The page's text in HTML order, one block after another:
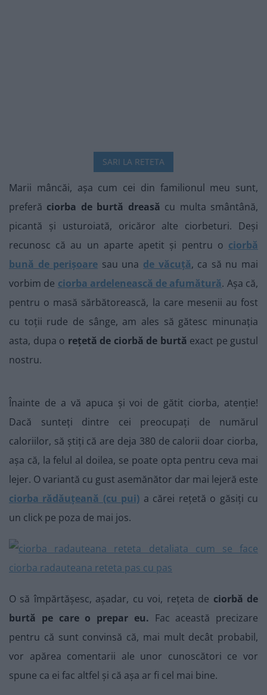
SARI LA RETETA
Marii mâncăi, așa cum cei din familionul meu sunt,
preferă ciorba de burtă dreasă cu multa smântână,
picantă și usturoiată, oricăror alte ciorbeturi. Deși
recunosc că au un aparte apetit și pentru o ciorbă
bună de perișoare sau una de văcuță, ca să nu mai
vorbim de ciorba ardelenească de afumătură. Așa că,
pentru o masă sărbătorească, la care mesenii au fost
cu toții rude de sânge, am ales să gătesc minunația
asta, dupa o rețetă de ciorbă de burtă exact pe gustul
nostru.
Înainte de a vă apuca și voi de gătit ciorba, atenție!
Dacă sunteți dintre cei preocupați de numărul
caloriilor, să știți că are deja 380 de calorii doar ciorba,
așa că, la felul al doilea, se poate opta pentru ceva mai
lejer. O variantă cu gust asemănător dar mai lejeră este
ciorba rădăuțeană (cu pui) a cărei rețetă o găsiți cu
un click pe poza de mai jos.
O să împărtășesc, așadar, cu voi, rețeta de ciorbă de
burtă pe care o prepar eu. Fac această precizare
pentru că sunt convinsă că, mai mult decât probabil,
vor apărea comentarii ale unor cunoscători ce vor
spune ca ei fac altfel și că așa ar fi cel mai bine.